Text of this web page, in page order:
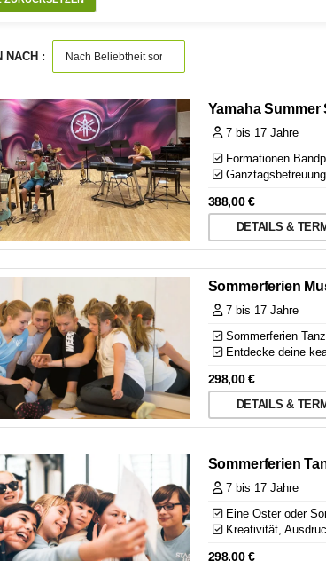
NACH :
Yamaha Summer
7 bis 17 Jahre
Formationen
388,00€
DETAILS &
Sommerferien
7 bis 17 Jahre
Sommerferien
Entdecke deine
298,00€
DETAILS &
Sommerferien
7 bis 17 Jahre
Eine Oster oder
Kreativität,
298,00€